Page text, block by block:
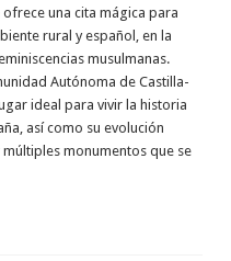
ofrece una cita mágica para
rural y español, en la
musulmanas.
Autónoma de Castilla-
ideal para vivir la historia
así como su evolución
monumentos que se